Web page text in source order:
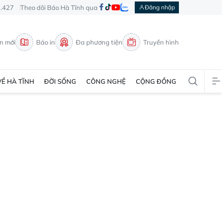
Theo dõi Báo Hà Tĩnh qua Đăng nhập
mới Báo in Đa phương tiện Truyền hình
HÀ TĨNH ĐỜI SỐNG CÔNG NGHỆ CỘNG ĐỒNG